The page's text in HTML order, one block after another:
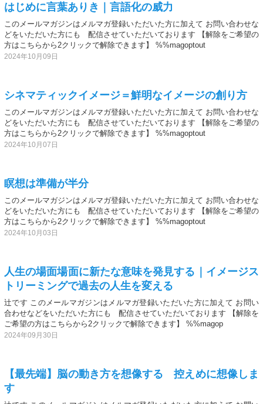
はじめに言葉ありき｜言語化の威力
このメールマガジンはメルマガ登録いただいた方に加えて お問い合わせな
どをいただいた方にも 配信させていただいております 【解除をご希望の
方はこちらから2クリックで解除できます】 %%magoptout
2024年10月09日
シネマティックイメージ＝鮮明なイメージの創り方
このメールマガジンはメルマガ登録いただいた方に加えて お問い合わせな
どをいただいた方にも 配信させていただいております 【解除をご希望の
方はこちらから2クリックで解除できます】 %%magoptout
2024年10月07日
瞑想は準備が半分
このメールマガジンはメルマガ登録いただいた方に加えて お問い合わせな
どをいただいた方にも 配信させていただいております 【解除をご希望の
方はこちらから2クリックで解除できます】 %%magoptout
2024年10月03日
人生の場面場面に新たな意味を発見する｜イメージス
トリーミングで過去の人生を変える
辻です このメールマガジンはメルマガ登録いただいた方に加えて お問い
合わせなどをいただいた方にも 配信させていただいております 【解除を
ご希望の方はこちらから2クリックで解除できます】 %%magop
2024年09月30日
【最先端】脳の動き方を想像する 控えめに想像しま
す